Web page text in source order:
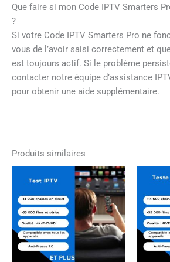
Que faire si mon Code IPTV Smarters
?
Si votre Code IPTV Smarters Pro ne
vous de l’avoir saisi correctement et
est toujours actif. Si le problème
contacter notre équipe d’assistance
pour obtenir une aide supplémentaire.
Produits similaires
Plage
prix :
0,00€
à
49,99€
Ce
produit
a
plusieurs
variations.
Les
options